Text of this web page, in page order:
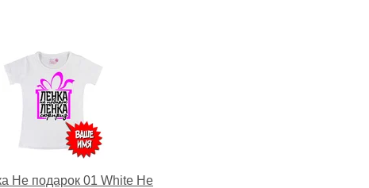
Не подарок 01 White Не